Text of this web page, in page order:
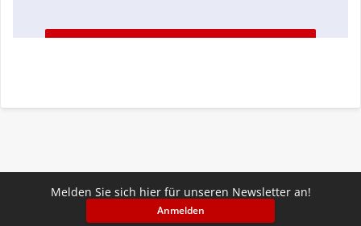
Melden Sie sich hier für unseren Newsletter an!
Anmelden